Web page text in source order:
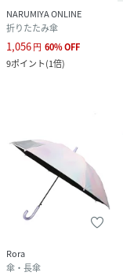
NARUMIYA ONLINE
折りたたみ傘
1,056円 60%OFF
9ポイント(1倍)
Rora
傘・長傘